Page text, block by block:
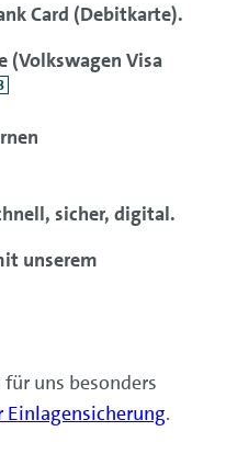
Card (Debitkarte).
(Volkswagen Visa
sicher, digital.
unserem
uns besonders
Einlagensicherung.